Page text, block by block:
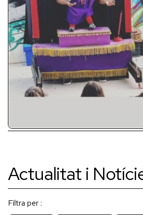
Actualitat i
Filtra per :